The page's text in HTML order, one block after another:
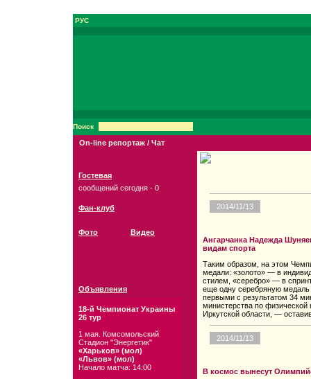
РУС
Поиск
On-line репортаж / Чат
Гостевая
сообщений сегодня - 0
Фан-клуб
Фото Видео
Объявления
18-й Чемпионат Украины
26 тур
1 мая. Комсомольский
Стадион "Энергетик"
«Харьков» (мол)
«Львов» (мол)
Начало матча: 14:00
2014/11/13
Ангарчанка Надежда
видам спорта
Таким образом, на этом
медали: «золото» — в
стилем, «серебро» — в
еще одну серебряную
первыми с результатом 34
министерства по физической
Иркутской области, —
2014/11/13
В космос вынесут